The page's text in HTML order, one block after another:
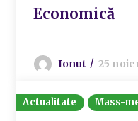
Economică
Ionut 25
Actualitate Mass-